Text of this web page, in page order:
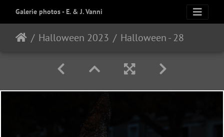
Galerie photos - E. & J. Vanni
Halloween 2023 Halloween - 28